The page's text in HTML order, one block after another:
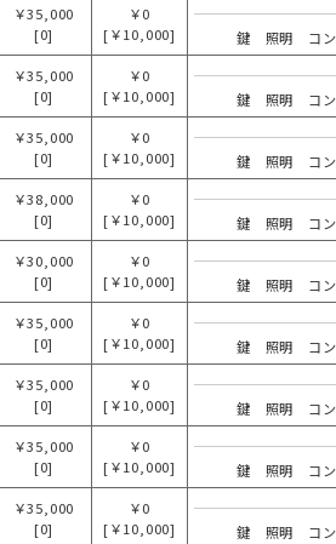
￥35,000
[0]
￥0
[￥10,000]
鍵 照明 コン
￥35,000
[0]
￥0
[￥10,000]
鍵 照明 コン
￥35,000
[0]
￥0
[￥10,000]
鍵 照明 コン
￥38,000
[0]
￥0
[￥10,000]
鍵 照明 コン
￥30,000
[0]
￥0
[￥10,000]
鍵 照明 コン
￥35,000
[0]
￥0
[￥10,000]
鍵 照明 コン
￥35,000
[0]
￥0
[￥10,000]
鍵 照明 コン
￥35,000
[0]
￥0
[￥10,000]
鍵 照明 コン
￥35,000
[0]
￥0
[￥10,000]
鍵 照明 コン